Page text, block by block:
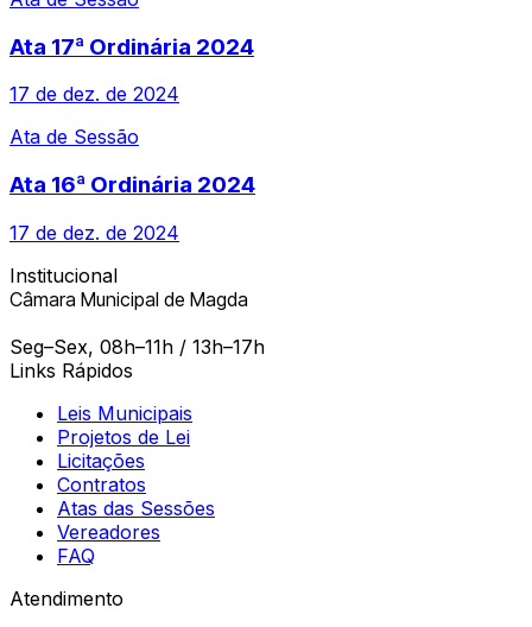
Ata 17ª Ordinária 2024
17 de dez. de 2024
Ata de Sessão
Ata 16ª Ordinária 2024
17 de dez. de 2024
Institucional
Câmara Municipal de Magda
Seg–Sex, 08h–11h / 13h–17h
Links Rápidos
Leis Municipais
Projetos de Lei
Licitações
Contratos
Atas das Sessões
Vereadores
FAQ
Atendimento